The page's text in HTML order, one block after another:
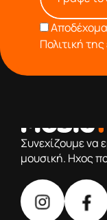
Πολιτική
Συνεχίζουμε να
μουσική. Ηχος